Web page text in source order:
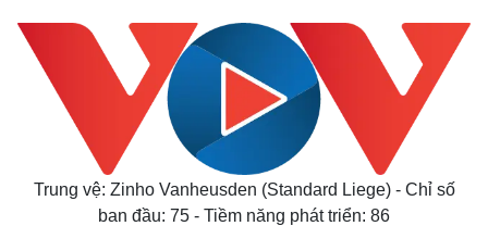
Trung vệ: Zinho Vanheusden (Standard Liege) - Chỉ số
ban đầu: 75 - Tiềm năng phát triển: 86